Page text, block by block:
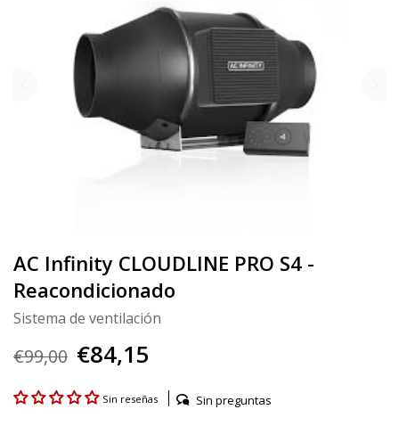
AC Infinity CLOUDLINE PRO S4 -
Reacondicionado
Sistema de ventilación
€99,00 €84,15
Sin reseñas Sin preguntas